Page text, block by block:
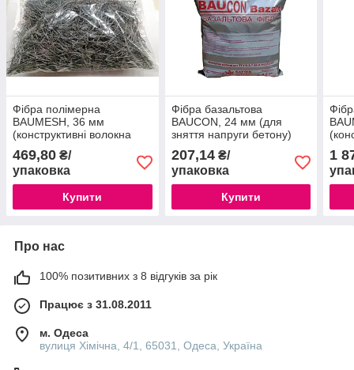
Фібра полімерна
BAUMESH, 36 мм
(конструктивні волокна
для армування бетону)
469,80 ₴/
упаковка
Купити
Фібра базальтова
BAUCON, 24 мм (для
зняття напруги бетону)
207,14₴/
упаковка
Купити
для
1
Про нас
100% позитивних з 8 відгуків за рік
Працює з 31.08.2011
м. Одеса
вулиця Хімічна, 4/1, 65031, Одеса, Україна